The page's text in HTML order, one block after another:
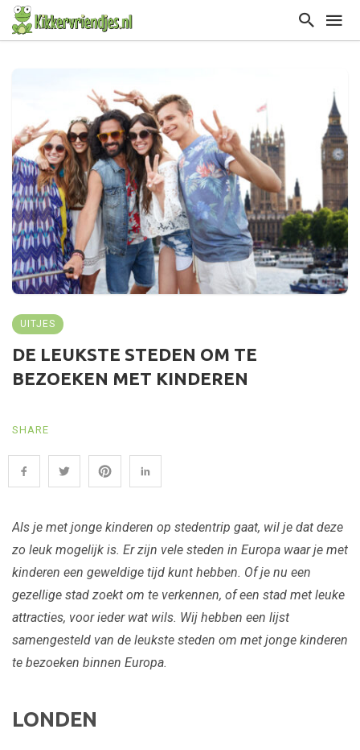
UITJES
DE LEUKSTE STEDEN OM TE
BEZOEKEN MET KINDEREN
SHARE
Als je met jonge kinderen op stedentrip gaat, wil je dat deze
zo leuk mogelijk is. Er zijn vele steden in Europa waar je met
kinderen een geweldige tijd kunt hebben. Of je nu een
gezellige stad zoekt om te verkennen, of een stad met leuke
attracties, voor ieder wat wils. Wij hebben een lijst
samengesteld van de leukste steden om met jonge kinderen
te bezoeken binnen Europa.
LONDEN